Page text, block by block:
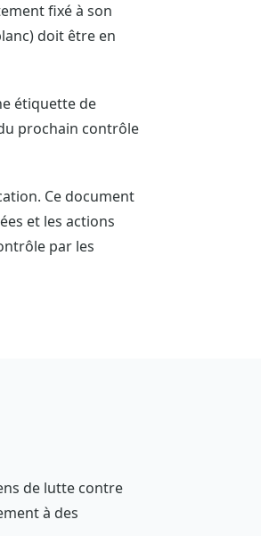
fixé à son
doit être en
étiquette de
prochain contrôle
Ce document
et les actions
par les
de lutte contre
à des